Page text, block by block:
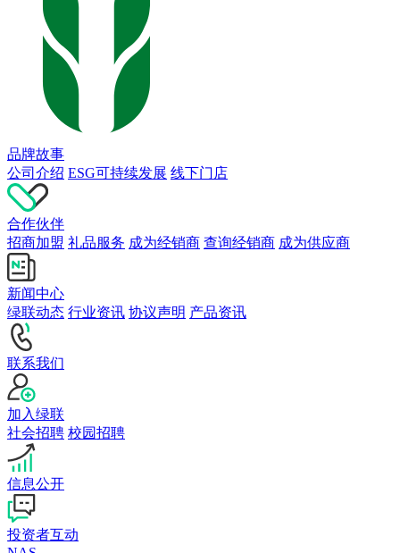
品牌故事
公司介绍 ESG可持续发展 线下门店
合作伙伴
招商加盟 礼品服务 成为经销商 查询经销商 成为供应商
新闻中心
绿联动态 行业资讯 协议声明 产品资讯
联系我们
加入绿联
社会招聘 校园招聘
信息公开
投资者互动